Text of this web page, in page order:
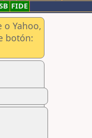
FIDE
o Yahoo,
botón: